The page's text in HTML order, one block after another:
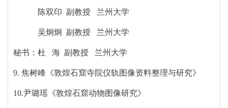
陈双印 副教授 兰州大学
吴炯炯 副教授 兰州大学
秘书：杜 海 副教授 兰州大学
9. 焦树峰《敦煌石窟寺院仪轨图像资料整理与研究》
10.尹璐瑶《敦煌石窟动物图像研究》